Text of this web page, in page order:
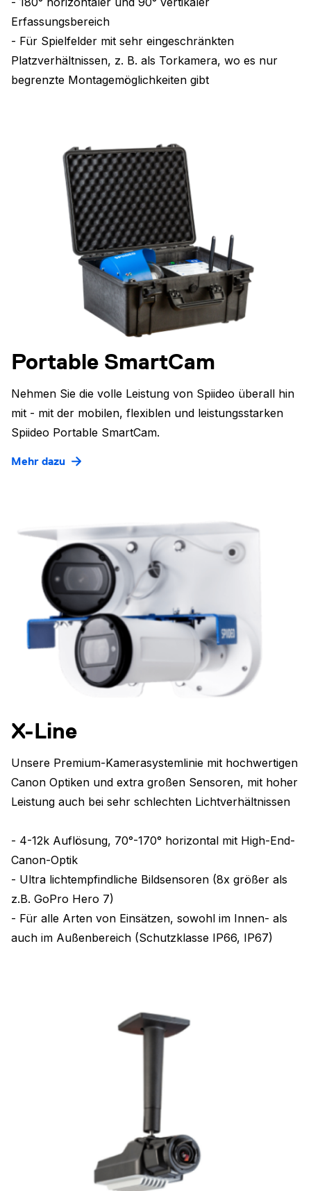
Erfassungsbereich
- Für Spielfelder mit sehr eingeschränkten
Platzverhältnissen, z. B. als Torkamera, wo es nur
begrenzte Montagemöglichkeiten gibt
Portable SmartCam
Nehmen Sie die volle Leistung von Spiideo überall hin
mit - mit der mobilen, flexiblen und leistungsstarken
Spiideo Portable SmartCam.
Mehr dazu
X-Line
Unsere Premium-Kamerasystemlinie mit hochwertigen
Canon Optiken und extra großen Sensoren, mit hoher
Leistung auch bei sehr schlechten Lichtverhältnissen
- 4-12k Auflösung, 70°-170° horizontal mit High-End-
Canon-Optik
- Ultra lichtempfindliche Bildsensoren (8x größer als
z.B. GoPro Hero 7)
- Für alle Arten von Einsätzen, sowohl im Innen- als
auch im Außenbereich (Schutzklasse IP66, IP67)